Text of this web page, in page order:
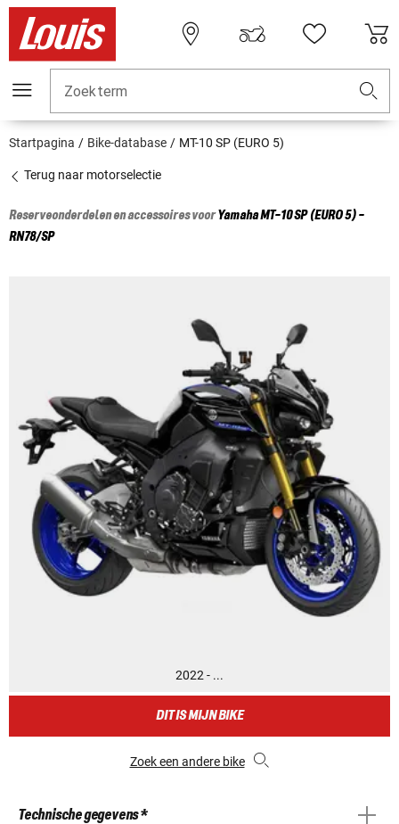
Zoekterm
Startpagina Bike-database MT-10 SP (EURO 5)
Terug naar motorselectie
Reserveonderdelen en accessoires voorYamahaMT-10 SP (EURO 5) -
RN78/SP
2022 - ...
DIT IS MIJN BIKE
Zoek een andere bike
Technische gegevens *